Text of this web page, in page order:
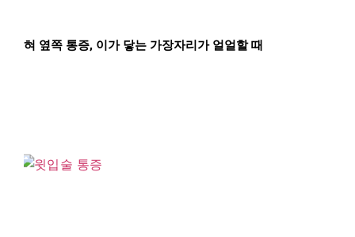
혀 옆쪽 통증, 이가 닿는 가장자리가 얼얼할 때